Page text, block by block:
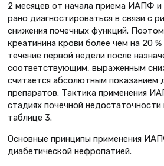
2 месяцев от начала приема ИАПФ
рано диагностироваться в связи с
снижения почечных функций.
креатинина крови более чем на 20
течение первой недели после
соответствующим, выраженным
считается абсолютным показанием
препаратов. Тактика применения
стадиях почечной недостаточности
таблице 3.
Основные принципы применения
диабетической нефропатией.